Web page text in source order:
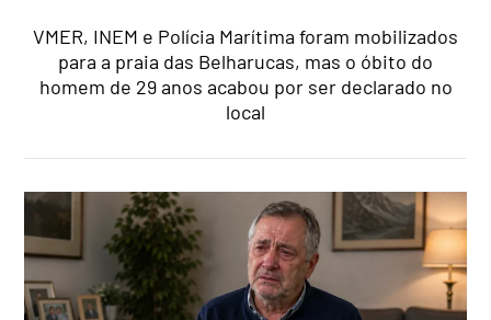
VMER, INEM e Polícia Marítima foram mobilizados
para a praia das Belharucas, mas o óbito do
homem de 29 anos acabou por ser declarado no
local